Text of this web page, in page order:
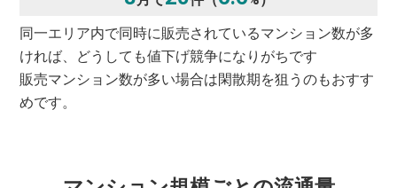
同一エリア内で同時に販売されているマンション数が多
ければ、どうしても値下げ競争になりがちです
販売マンション数が多い場合は閑散期を狙うのもおすす
めです。